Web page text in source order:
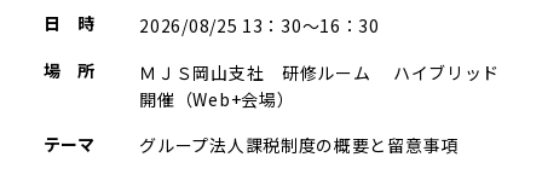
日 時
2026/08/25 13：30～16：30
場 所
ＭＪＳ岡山支社 研修ルーム ハイブリッド
開催（Web+会場）
テーマ
グループ法人課税制度の概要と留意事項